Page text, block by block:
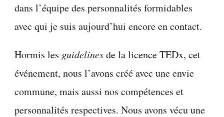
dans l’équipe des personnalités formidables
avec qui je suis aujourd’hui encore en contact.
Hormis les guidelinesde la licence TEDx, cet
événement, nous l’avons créé avec une envie
commune, mais aussi nos compétences et
personnalités respectives. Nous avons vécu une